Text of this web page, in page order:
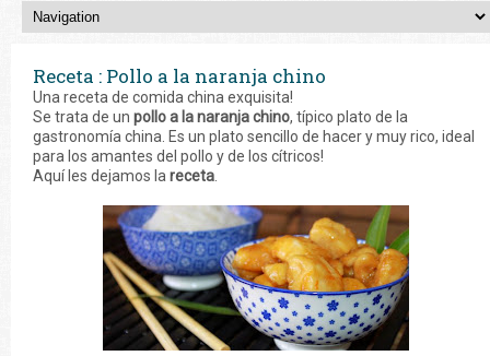
Receta : Pollo a la naranja chino
Una receta de comida china exquisita!
Se trata de un pollo a la naranja chino, típico plato de la
gastronomía china. Es un plato sencillo de hacer y muy rico, ideal
para los amantes del pollo y de los cítricos!
Aquí les dejamos la receta